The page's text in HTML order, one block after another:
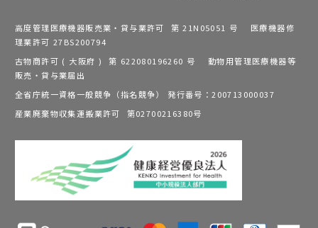
高度管理医療機器販売業・貸与業許可 第 21N05051 号 医療機器修
理業許可 27BS200794
古物商許可 ( 大阪府 ) 第 622080196260 号 動物用管理医療機器等
販売・貸与業届出
全省庁統一資格一般競争（指名競争） 発行番号：200713000037
産業廃棄物収集運搬業許可 第02700216380号